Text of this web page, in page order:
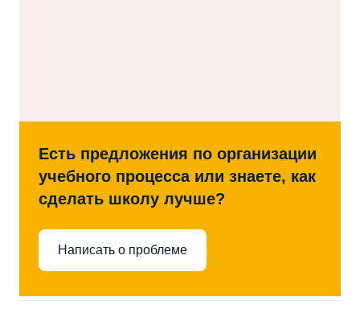
Есть предложения по организации
учебного процесса или знаете, как
сделать школу лучше?
Написать о проблеме